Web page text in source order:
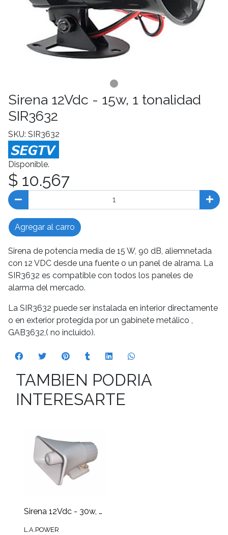
Sirena 12Vdc - 15w, 1 tonalidad
SIR3632
SKU: SIR3632
Disponible.
$ 10.567
Agregar al carro
Sirena de potencia media de 15 W, 90 dB, aliemnetada
con 12 VDC desde una fuente o un panel de alrama. La
SIR3632 es compatible con todos los paneles de
alarma del mercado.
La SIR3632 puede ser instalada en interior directamente
o en exterior protegida por un gabinete metálico ,
GAB3632,( no incluido).
TAMBIEN PODRIA
INTERESARTE
Sirena 12Vdc - 30w, 2 tonalidades SIR3631
L.A.POWER